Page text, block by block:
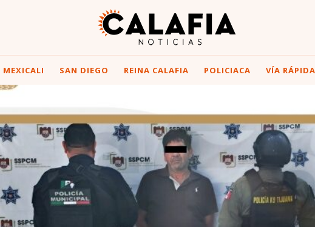
MEXICALI SAN DIEGO REINA CALAFIA POLICIACA VÍA RÁPIDA